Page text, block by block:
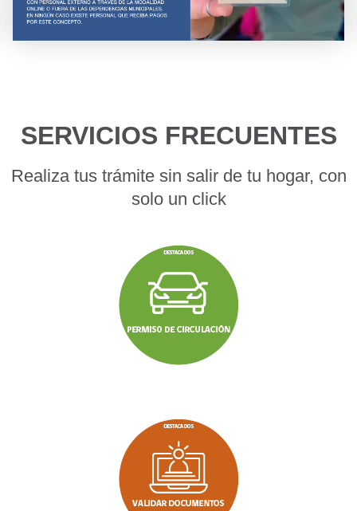
SERVICIOS FRECUENTES
Realiza tus trámite sin salir de tu hogar, con
solo un click